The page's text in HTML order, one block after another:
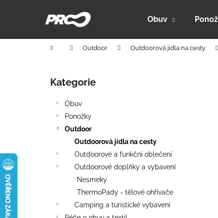
Obuv
Domů Outdoor Outdoorová jídla na cesty
Přeskočit
kategorie
Kategorie
Obuv
Ponožky
Outdoor
Outdoorová jídla na cesty
Outdoorové a funkční oblečení
Outdoorové doplňky a vybavení
Nesmeky
ThermoPady - tělové ohřívače
Camping a turistické vybavení
í
Zpět
do
Zpět
do
PRO-ACTIVE 150 - HYBRIDNÍ FUNKČNÍ